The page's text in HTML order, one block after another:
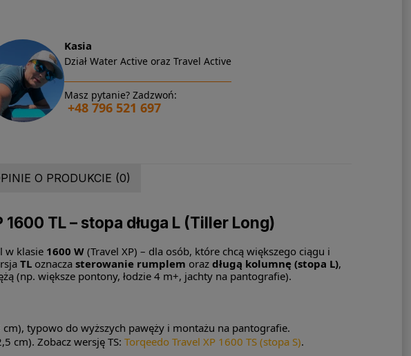
Kasia
Dział Water Active oraz Travel Active
Masz pytanie? Zadzwoń:
+48 796 521 697
O PRODUKCIE (0)
TL – stopa długa L (Tiller Long)
w klasie 1600 W(Travel XP) – dla osób, które chcą większego ciągu i
TLoznacza sterowanie rumplem oraz długą kolumnę (stopa L),
(np. większe pontony, łodzie 4 m+, jachty na pantografie).
typowo do wyższych pawęży i montażu na pantografie.
cm). Zobacz wersję TS: Torqeedo Travel XP 1600 TS (stopa S).